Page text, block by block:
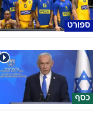
ספורט
כסף